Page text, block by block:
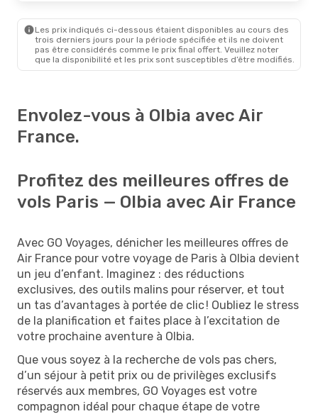
Les prix indiqués ci-dessous étaient disponibles au cours des
trois derniers jours pour la période spécifiée et ils ne doivent
pas être considérés comme le prix final offert. Veuillez noter
que la disponibilité et les prix sont susceptibles d’être modifiés.
Envolez-vous à Olbia avec Air
France.
Profitez des meilleures offres de
vols Paris — Olbia avec Air France
Avec GO Voyages, dénicher les meilleures offres de
Air France pour votre voyage de Paris à Olbia devient
un jeu d’enfant. Imaginez : des réductions
exclusives, des outils malins pour réserver, et tout
un tas d’avantages à portée de clic ! Oubliez le stress
de la planification et faites place à l’excitation de
votre prochaine aventure à Olbia.
Que vous soyez à la recherche de vols pas chers,
d’un séjour à petit prix ou de privilèges exclusifs
réservés aux membres, GO Voyages est votre
compagnon idéal pour chaque étape de votre